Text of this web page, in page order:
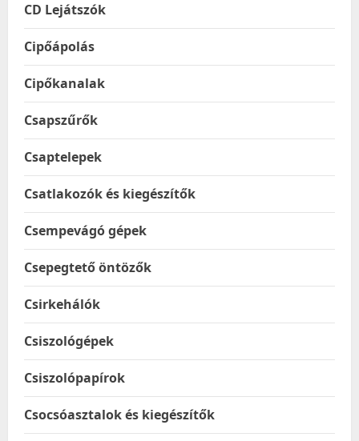
CD Lejátszók
Cipőápolás
Cipőkanalak
Csapszűrők
Csaptelepek
Csatlakozók és kiegészítők
Csempevágó gépek
Csepegtető öntözők
Csirkehálók
Csiszológépek
Csiszolópapírok
Csocsóasztalok és kiegészítők